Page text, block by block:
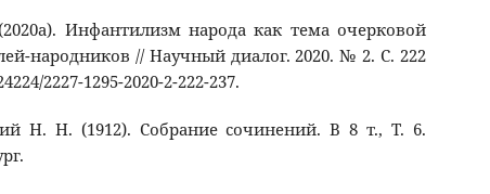
Инфантилизм народа как тема очерковой
народников // Научный диалог. 2020. № 2. С. 222
2227-1295-2020-2-222-237.
Н. Н. (1912). Собрание сочинений. В 8 т., Т. 6.